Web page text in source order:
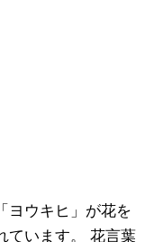
ヨウキヒ」が花を
ています。 花言葉